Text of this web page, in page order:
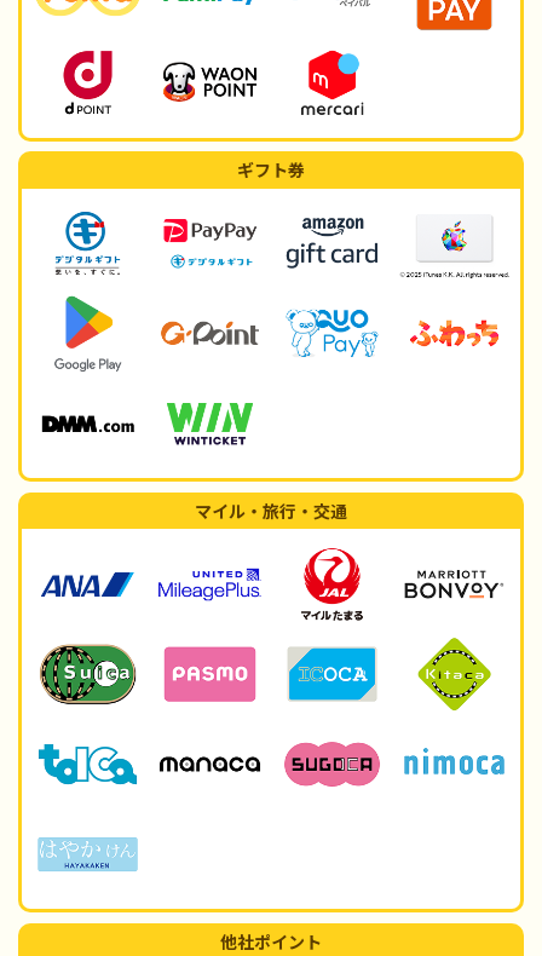
ギフト券
マイル・旅行・交通
他社ポイント